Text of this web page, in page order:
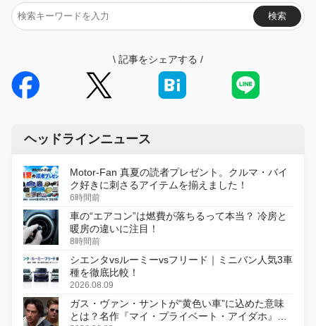
検索
\ 記事をシェアする /
ヘッドラインニュース
Motor-Fan 真夏の読者プレゼント。クルマ・バイ
ク好きに刺さるアイテムを揃えました！
6時間前
車の“エアコン”は燃費が落ちるって本当？ 冷房と
暖房の違いに注目！
8時間前
シエンタvsルーミーvsフリード｜ミニバン人気3車
種を徹底比較！
2026.08.09
ガス・ヴァン・サントが“黄色い車”に込めた意味
とは？名作『マイ・プライベート・アイダホ』が